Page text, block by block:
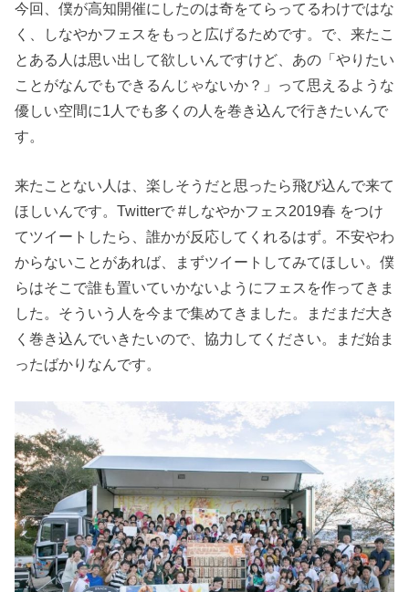
今回、僕が高知開催にしたのは奇をてらってるわけではな
く、しなやかフェスをもっと広げるためです。で、来たこ
とある人は思い出して欲しいんですけど、あの「やりたい
ことがなんでもできるんじゃないか？」って思えるような
優しい空間に1人でも多くの人を巻き込んで行きたいんで
す。
来たことない人は、楽しそうだと思ったら飛び込んで来て
ほしいんです。Twitterで #しなやかフェス2019春 をつけ
てツイートしたら、誰かが反応してくれるはず。不安やわ
からないことがあれば、まずツイートしてみてほしい。僕
らはそこで誰も置いていかないようにフェスを作ってきま
した。そういう人を今まで集めてきました。まだまだ大き
く巻き込んでいきたいので、協力してください。まだ始ま
ったばかりなんです。